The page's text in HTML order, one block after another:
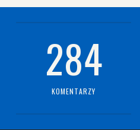
284
KOMENTARZY